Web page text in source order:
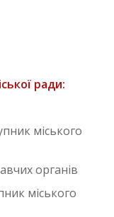
ради:
міського
міського